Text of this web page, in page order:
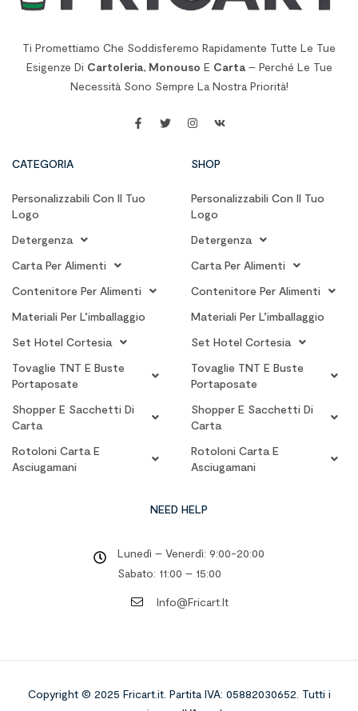
Ti Promettiamo Che Soddisferemo Rapidamente Tutte Le Tue
Esigenze Di Cartoleria, Monouso E Carta– Perché Le Tue
Necessità Sono Sempre La Nostra Priorità!
CATEGORIA
Personalizzabili Con Il Tuo
Logo
Detergenza
Carta Per Alimenti
Contenitore Per Alimenti
Materiali Per L’imballaggio
Set Hotel Cortesia
Tovaglie TNT E Buste
Portaposate
Shopper E Sacchetti Di
Carta
Rotoloni Carta E
Asciugamani
SHOP
Personalizzabili Con Il Tuo
Logo
Detergenza
Carta Per Alimenti
Contenitore Per Alimenti
Materiali Per L’imballaggio
Set Hotel Cortesia
Tovaglie TNT E Buste
Portaposate
Shopper E Sacchetti Di
Carta
Rotoloni Carta E
Asciugamani
NEED HELP
Lunedì – Venerdì: 9:00-20:00
Sabato: 11:00 – 15:00
Info@fricart.it
Copyright © 2025 Fricart.it. Partita IVA: 05882030652. Tutti i